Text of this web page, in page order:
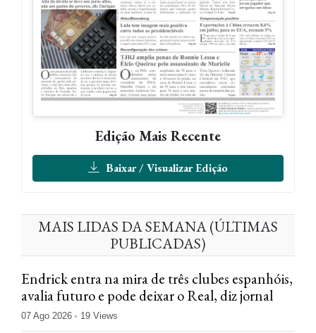
Edição Mais Recente
Baixar / Visualizar Edição
MAIS LIDAS DA SEMANA (ÚLTIMAS
PUBLICADAS)
Endrick entra na mira de três clubes espanhóis,
avalia futuro e pode deixar o Real, diz jornal
07 Ago 2026 19 Views